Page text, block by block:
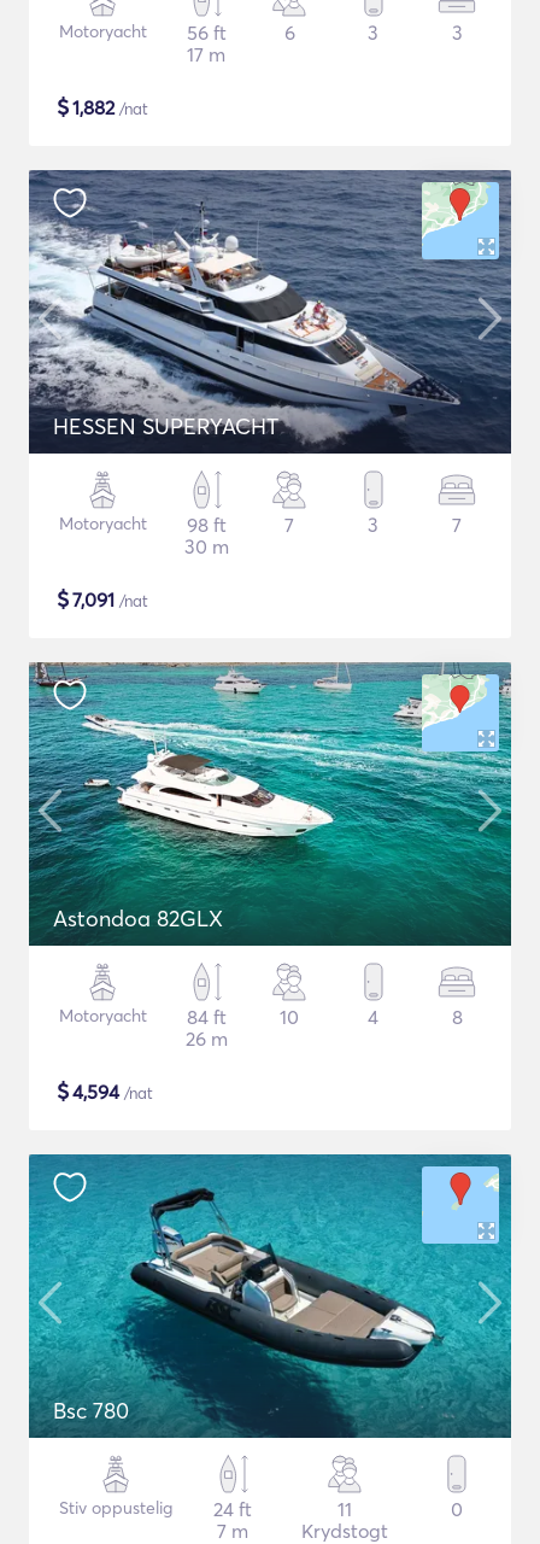
Motoryacht
56 ft
17 m
6 3 3
$1,882/nat
HESSEN SUPERYACHT
Motoryacht
98 ft
30 m
7 3 7
$7,091 /nat
Astondoa 82GLX
Motoryacht
84 ft
26 m
10 4 8
$4,594/nat
Bsc 780
Stiv oppustelig
24 ft
7 m
11
Krydstogt
0